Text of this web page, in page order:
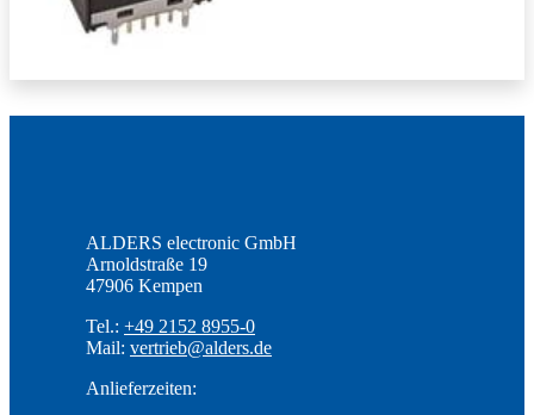
ALDERS electronic GmbH
Arnoldstraße 19
47906 Kempen
Tel.: +49 2152 8955-0
Mail: vertrieb@alders.de
Anlieferzeiten: